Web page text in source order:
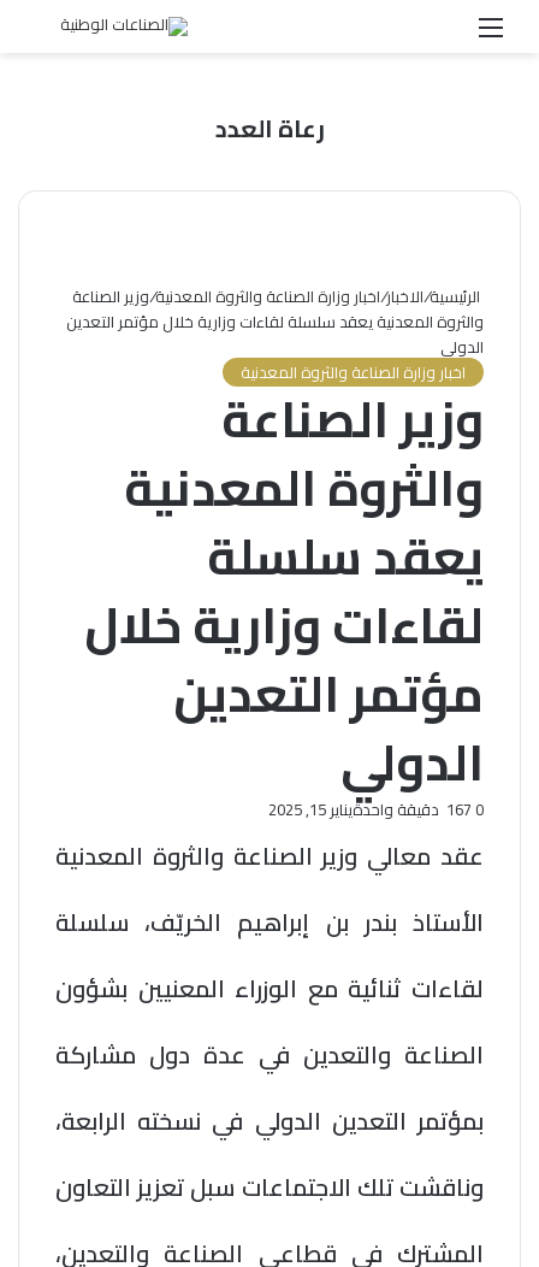
القائمة
رعاة العدد
الرئيسية/الاخبار/اخبار وزارة الصناعة والثروة المعدنية/وزير الصناعة
والثروة المعدنية يعقد سلسلة لقاءات وزارية خلال مؤتمر التعدين
الدولي
اخبار وزارة الصناعة والثروة المعدنية
وزير الصناعة
والثروة المعدنية
يعقد سلسلة
لقاءات وزارية خلال
مؤتمر التعدين
الدولي
يناير 15, 2025 0 دقيقة واحدة
عقد معالي وزير الصناعة والثروة المعدنية
الأستاذ بندر بن إبراهيم الخريّف، سلسلة
لقاءات ثنائية مع الوزراء المعنيين بشؤون
الصناعة والتعدين في عدة دول مشاركة
بمؤتمر التعدين الدولي في نسخته الرابعة،
وناقشت تلك الاجتماعات سبل تعزيز التعاون
المشترك في قطاعي الصناعة والتعدين،